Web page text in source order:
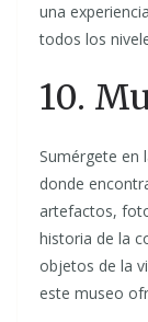
una
todos los
10.
Sumérgete en
donde
artefactos,
historia de la
objetos de la
este museo